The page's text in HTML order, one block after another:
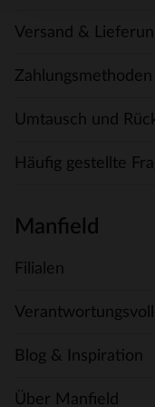
Versand &
Zahlungsmethoden
Umtausch und
Häufig gestellte
Manfield
Filialen
Blog & Inspiration
Über Manfield